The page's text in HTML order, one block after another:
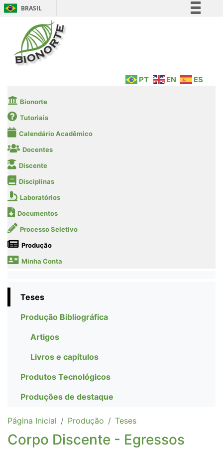
BRASIL
Legislação
PT EN ES
Bionorte
Tutoriais
Calendário Acadêmico
Docentes
Discente
Disciplinas
Laboratórios
Documentos
Processo Seletivo
Produção
Minha Conta
Teses
Produção Bibliográfica
Artigos
Livros e capítulos
Produtos Tecnológicos
Produções de destaque
Página Inicial Produção Teses
Corpo Discente - Egressos